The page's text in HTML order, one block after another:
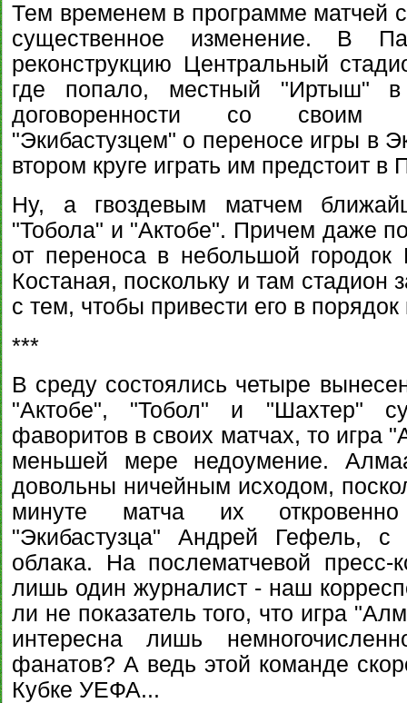
Тем временем в программе матчей
существенное изменение. В
реконструкцию Центральный
где попало, местный "Иртыш" в
договоренности со своим
"Экибастузцем" о переносе игры в
втором круге играть им предстоит в
Ну, а гвоздевым матчем
"Тобола" и "Актобе". Причем даже
от переноса в небольшой
Костаная, поскольку и там стадион
с тем, чтобы привести его в
***
В среду состоялись четыре
"Актобе", "Тобол" и "Шахтер"
фаворитов в своих матчах, то игра
меньшей мере недоумение.
довольны ничейным исходом,
минуте матча их откровенно
"Экибастузца" Андрей Гефель,
облака. На послематчевой пресс-
лишь один журналист - наш
ли не показатель того, что игра
интересна лишь
фанатов? А ведь этой команде
Кубке УЕФА...